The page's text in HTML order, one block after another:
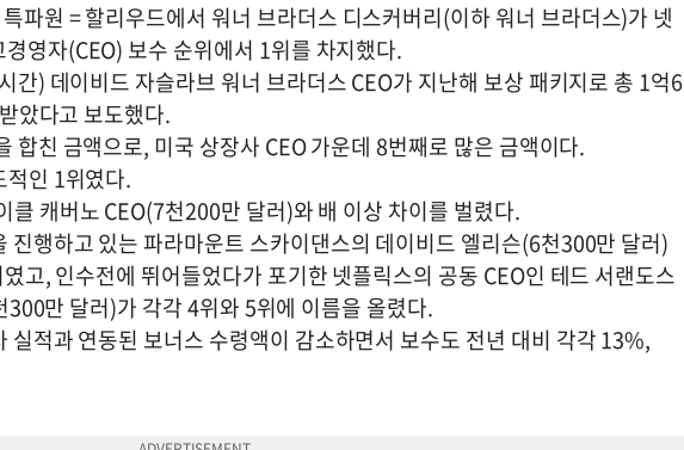
파원 = 할리우드에서 워너 브라더스 디스커버리(이하 워너 브라더스)가 넷
영자(CEO) 보수 순위에서 1위를 차지했다.
간) 데이비드 자슬라브 워너 브라더스 CEO가 지난해 보상 패키지로 총 1억6
았다고 보도했다.
합친 금액으로, 미국 상장사 CEO 가운데 8번째로 많은 금액이다.
적인 1위였다.
클 캐버노 CEO(7천200만 달러)와 배 이상 차이를 벌렸다.
행하고 있는 파라마운트 스카이댄스의 데이비드 엘리슨(6천300만 달러)
고, 인수전에 뛰어들었다가 포기한 넷플릭스의 공동 CEO인 테드 서랜도스
만 달러)가 각각 4위와 5위에 이름을 올렸다.
실적과 연동된 보너스 수령액이 감소하면서 보수도 전년 대비 각각 13%,